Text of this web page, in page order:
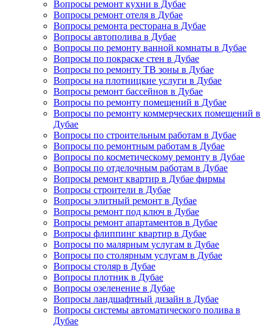
Вопросы ремонт кухни в Дубае
Вопросы ремонт отеля в Дубае
Вопросы ремонта ресторана в Дубае
Вопросы автополива в Дубае
Вопросы по ремонту ванной комнаты в Дубае
Вопросы по покраске стен в Дубае
Вопросы по ремонту ТВ зоны в Дубае
Вопросы на плотницкие услуги в Дубае
Вопросы ремонт бассейнов в Дубае
Вопросы по ремонту помещений в Дубае
Вопросы по ремонту коммерческих помещений в
Дубае
Вопросы по строительным работам в Дубае
Вопросы по ремонтным работам в Дубае
Вопросы по косметическому ремонту в Дубае
Вопросы по отделочным работам в Дубае
Вопросы ремонт квартир в Дубае фирмы
Вопросы строители в Дубае
Вопросы элитный ремонт в Дубае
Вопросы ремонт под ключ в Дубае
Вопросы ремонт апартаментов в Дубае
Вопросы флиппинг квартир в Дубае
Вопросы по малярным услугам в Дубае
Вопросы по столярным услугам в Дубае
Вопросы столяр в Дубае
Вопросы плотник в Дубае
Вопросы озеленение в Дубае
Вопросы ландшафтный дизайн в Дубае
Вопросы системы автоматического полива в
Дубае